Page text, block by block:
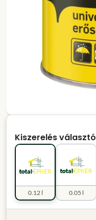
Kiszerelés választó
0.05 l
0.12 l